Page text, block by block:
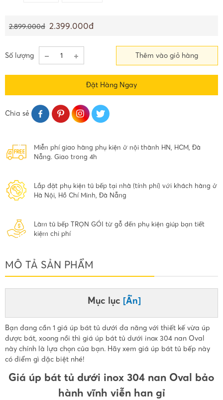
2.899.000đ 2.399.000đ
Số lượng Thêm vào giỏ hàng
Đặt Hàng Ngay
Chia sẻ
Miễn phí giao hàng phụ kiện ở nội thành HN, HCM, Đà
Nẵng. Giao trong 4h
Lắp đặt phụ kiện tủ bếp tại nhà (tính phí) với khách hàng ở
Hà Nội, Hồ Chí Minh, Đà Nẵng
Làm tủ bếp TRỌN GÓI từ gỗ đến phụ kiện giúp bạn tiết
kiệm chi phí
MÔ TẢ SẢN PHẨM
Mục lục [Ẩn]
Bạn đang cần 1 giá úp bát tủ dưới đa năng với thiết kế vừa úp
được bát, xoong nồi thì giá úp bát tủ dưới inox 304 nan Oval
này chính là lựa chọn của bạn. Hãy xem giá úp bát tủ bếp này
có điểm gì đặc biệt nhé!
Giá úp bát tủ dưới inox 304 nan Oval bảo
hành vĩnh viễn han gỉ